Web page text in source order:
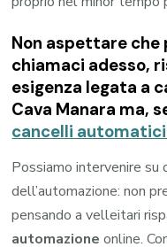
Non aspettare che
chiamaci adesso,
esigenza legata a
Cava Manara ma,
cancelli automatici
Possiamo intervenire su
dell’automazione: non
pensando a velleitari
automazione online.